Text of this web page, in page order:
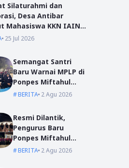
Silaturahmi dan
Desa Antibar
Mahasiswa KKN IAIN
dan UM Pontianak
25 Jul 2026
Semangat Santri
Baru Warnai MPLP di
Ponpes Miftahul
Ulum Kumpai
BERITA 2 Agu 2026
Resmi Dilantik,
Pengurus Baru
Ponpes Miftahul
Ulum Siap Emban
BERITA 2 Agu 2026